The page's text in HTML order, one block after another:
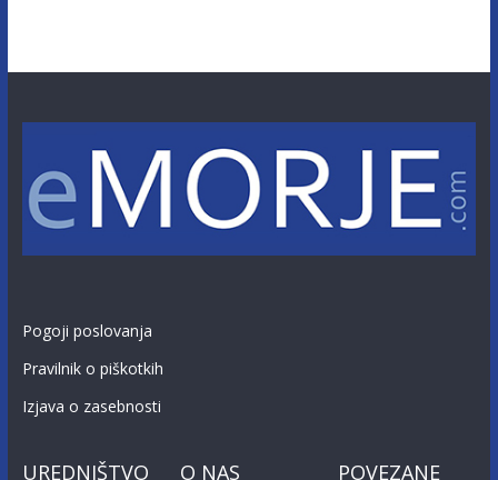
Pogoji poslovanja
Pravilnik o piškotkih
Izjava o zasebnosti
UREDNIŠTVO O NAS
POVEZANE